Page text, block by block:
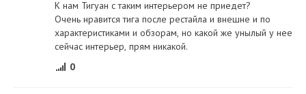
К нам Тигуан с таким интерьером не приедет?
Очень нравится тига после рестайла и внешне и по
характеристиками и обзорам, но какой же унылый у нее
сейчас интерьер, прям никакой.
0